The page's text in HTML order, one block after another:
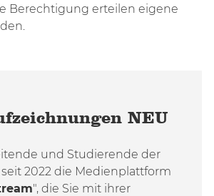
Berechtigung erteilen eigene
NEU
und Studierende der
2022 die Medienplattform
", die Sie mit ihrer